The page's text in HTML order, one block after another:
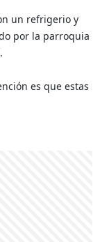
un refrigerio y
por la parroquia
es que estas